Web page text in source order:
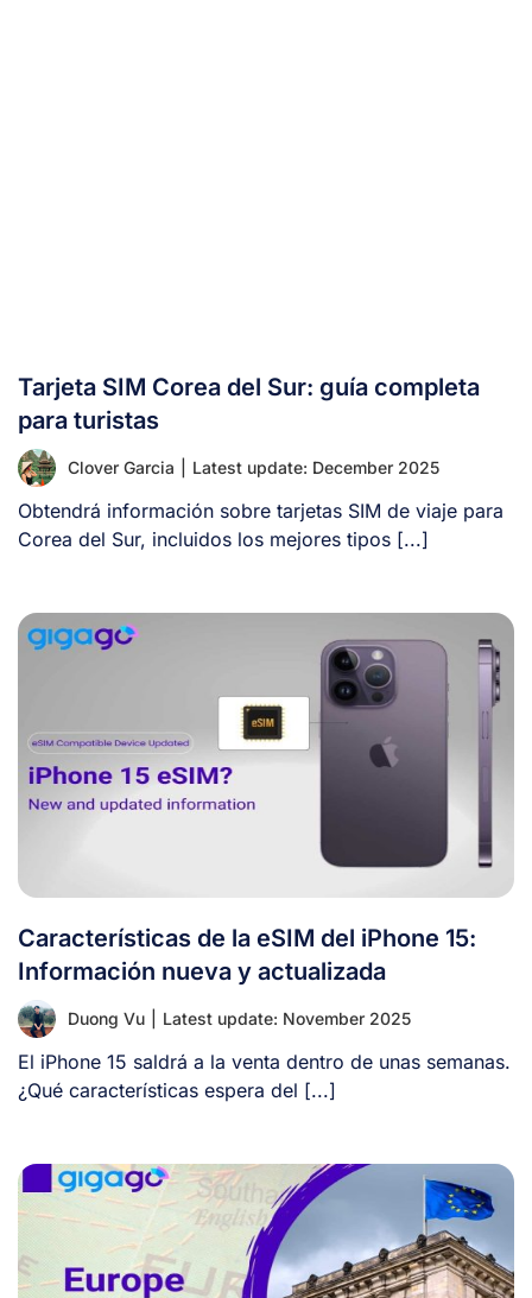
Tarjeta SIM Corea del Sur: guía completa
para turistas
Clover Garcia Latest update: December 2025
Obtendrá información sobre tarjetas SIM de viaje para
Corea del Sur, incluidos los mejores tipos [...]
Características de la eSIM del iPhone 15:
Información nueva y actualizada
Duong Vu Latest update: November 2025
El iPhone 15 saldrá a la venta dentro de unas semanas.
¿Qué características espera del [...]